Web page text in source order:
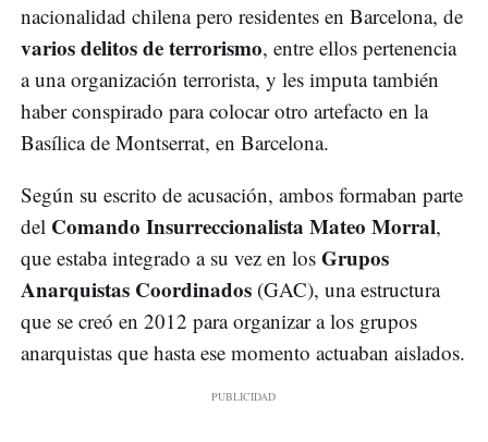
nacionalidad chilena pero residentes en Barcelona, de
varios delitos de terrorismo, entre ellos pertenencia
a una organización terrorista, y les imputa también
haber conspirado para colocar otro artefacto en la
Basílica de Montserrat, en Barcelona.
Según su escrito de acusación, ambos formaban parte
del Comando Insurreccionalista Mateo Morral,
que estaba integrado a su vez en los Grupos
Anarquistas Coordinados (GAC), una estructura
que se creó en 2012 para organizar a los grupos
anarquistas que hasta ese momento actuaban aislados.